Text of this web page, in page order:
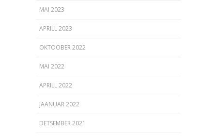
MAI 2023
APRILL 2023
OKTOOBER 2022
MAI 2022
APRILL 2022
JAANUAR 2022
DETSEMBER 2021